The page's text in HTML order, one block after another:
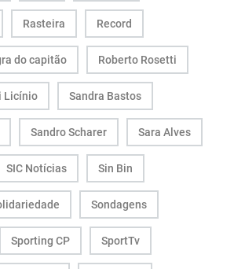
Rasteira Record
do capitão Roberto Rosetti
Licínio Sandra Bastos
Sandro Scharer Sara Alves
SIC Notícias Sin Bin
Sondagens
Sporting CP SportTv